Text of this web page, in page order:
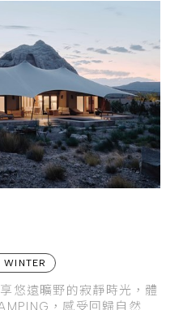
悠遠曠野的寂靜時光，體
，感受回歸自然、